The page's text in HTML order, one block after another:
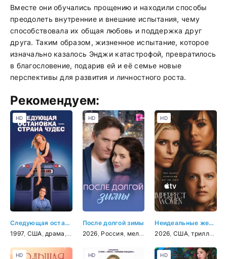
Вместе они обучались прощению и находили способы
преодолеть внутренние и внешние испытания, чему
способствовала их общая любовь и поддержка друг
друга. Таким образом, жизненное испытание, которое
изначально казалось Энджи катастрофой, превратилось
в благословение, подарив ей и её семье новые
перспективы для развития и личностного роста.
Рекомендуем:
Следующая остановка - страна чудес
1997, США драма мелодрама,комедия
HD
После долгой зимы
2026 Россия мелодрама
HD
Неидеальные женщины
2026 США,триллер
HD
HD HD HD